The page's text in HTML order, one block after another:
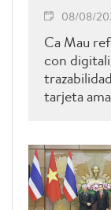
08/08/
Ca Mau
con
tarjeta